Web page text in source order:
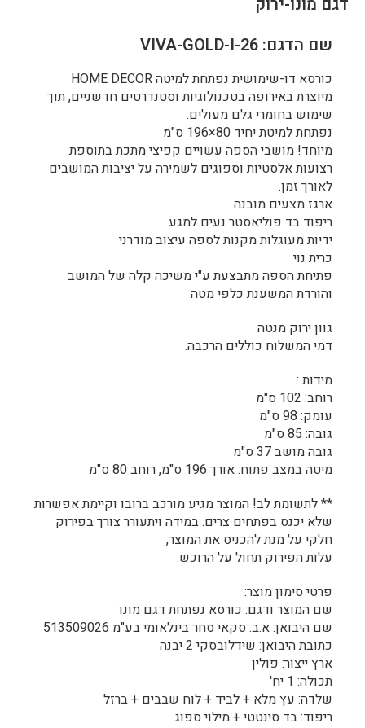
שם הדגם: VIVA-GOLD-I-26
כורסא דו-שימושית נפתחת למיטה HOME DECOR
מיוצרת באירופה בטכנולוגיות וסטנדרטים חדשניים, תוך
שימוש בחומרי גלם מעולים.
נפתחת למיטת יחיד 80×196 ס"מ
מיוחד! מושבי הספה עשויים קפיצי מתכת בתוספת
רצועות אלסטיות וספוגים לשמירה על יציבות המושבים
לאורך זמן.
ארגז מצעים מובנה
ריפוד בד פוליאסטר נעים למגע
ידיות מעוגלות מקנות לספה עיצוב מודרני
כרית נוי
פתיחת הספה מתבצעת ע"י משיכה קלה של המושב
והורדת המשענת כלפי מטה
גוון ירוק מנטה
דמי המשלוח כוללים הרכבה.
מידות :
רוחב: 102 ס"מ
עומק: 98 ס"מ
גובה: 85 ס"מ
גובה מושב 37 ס"מ
מיטה במצב פתוח: אורך 196 ס"מ, רוחב 80 ס"מ
** לתשומת לב! המוצר מגיע מורכב ברובו וקיימת אפשרות
שלא יכנס בפתחים צרים. במידה ויתעורר צורך בפירוק
חלקי על מנת להכניס את המוצר,
עלות הפירוק תחול על הרוכש.
פרטי סימון מוצר:
שם המוצר ודגם: כורסא נפתחת דגם מונו
שם היבואן: א.ב. סקאי סחר בינלאומי בע"מ 513509026
כתובת היבואן: שידלובסקי 2 יבנה
ארץ ייצור: פולין
תכולה: 1 יח'
שלדה: עץ מלא + לביד + לוח שבבים + ברזל
ריפוד: בד סינטטי + מילוי ספוג